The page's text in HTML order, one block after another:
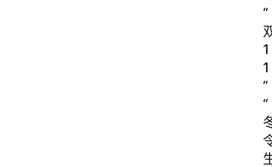
“
1
1
”
“